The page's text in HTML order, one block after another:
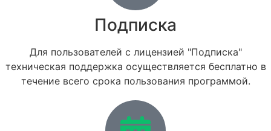
Подписка
Для пользователей с лицензией "Подписка"
техническая поддержка осуществляется бесплатно в
течение всего срока пользования программой.